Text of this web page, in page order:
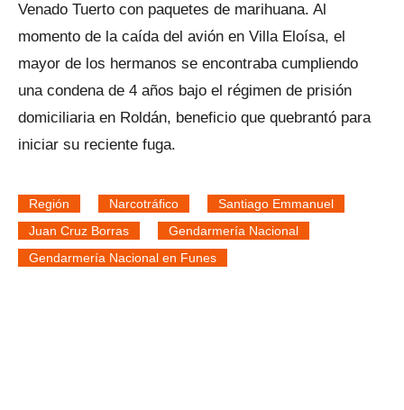
Venado Tuerto con paquetes de marihuana. Al
momento de la caída del avión en Villa Eloísa, el
mayor de los hermanos se encontraba cumpliendo
una condena de 4 años bajo el régimen de prisión
domiciliaria en Roldán, beneficio que quebrantó para
iniciar su reciente fuga.
Región Narcotráfico
Santiago Emmanuel
Juan Cruz Borras
Gendarmería Nacional
Gendarmería Nacional en Funes